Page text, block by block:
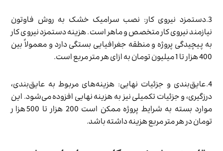
3.دستمزد نیروی کار: نصب سرامیک خشک به روش فاوتون
نیازمند نیروی کار متخصص و ماهر است. هزینه دستمزد نیروی کار
به پیچیدگی پروژه و منطقه جغرافیایی بستگی دارد و معمولاً بین
400 هزار تا 1 میلیون تومان به ازای هر متر مربع است.
4.عایق‌بندی و جزئیات نهایی: هزینه‌های مربوط به عایق‌بندی،
درزگیری، و جزئیات تکمیلی نیز به هزینه نهایی افزوده می‌شود. این
موارد بسته به شرایط پروژه ممکن است 200 هزار تا 500 هزار
تومان در هر متر مربع هزینه داشته باشد.